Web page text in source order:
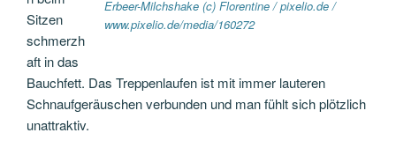
Erbeer-Milchshake (c) Florentine / pixelio.de /
www.pixelio.de/media/160272
Sitzen
schmerzh
aft in das
Bauchfett. Das Treppenlaufen ist mit immer lauteren
Schnaufgeräuschen verbunden und man fühlt sich plötzlich
unattraktiv.